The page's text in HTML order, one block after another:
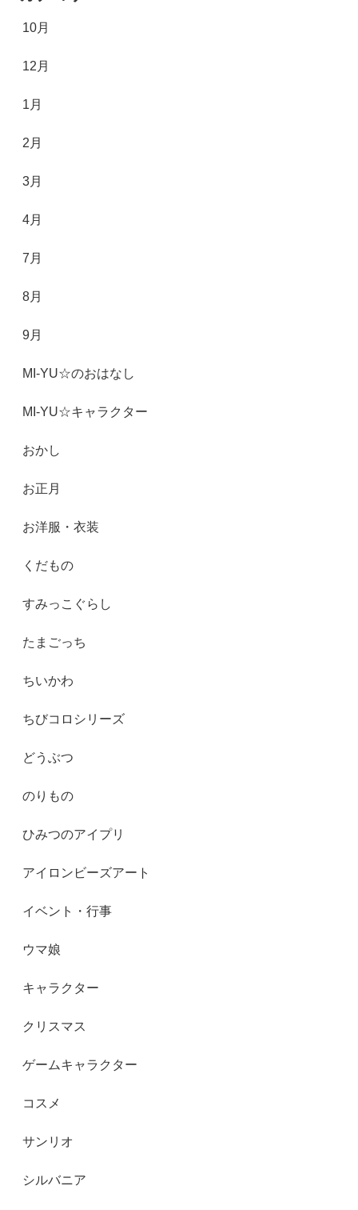
10月
12月
1月
2月
3月
4月
7月
8月
9月
MI-YU☆のおはなし
MI-YU☆キャラクター
おかし
お正月
お洋服・衣装
くだもの
すみっこぐらし
たまごっち
ちいかわ
ちびコロシリーズ
どうぶつ
のりもの
ひみつのアイプリ
アイロンビーズアート
イベント・行事
ウマ娘
キャラクター
クリスマス
ゲームキャラクター
コスメ
サンリオ
シルバニア